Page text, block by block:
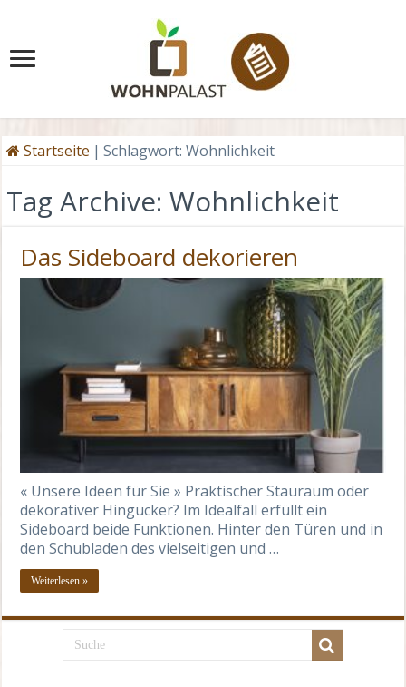
Startseite | Schlagwort:Wohnlichkeit
Tag Archive:Wohnlichkeit
Das Sideboard dekorieren
« Unsere Ideen für Sie » Praktischer Stauraum oder
dekorativer Hingucker? Im Idealfall erfüllt ein
Sideboard beide Funktionen. Hinter den Türen und in
den Schubladen des vielseitigen und …
Weiterlesen »